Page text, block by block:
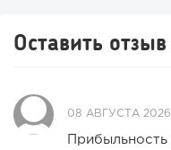
Оставить отзыв
08 АВГУСТА 2026
Прибыльность